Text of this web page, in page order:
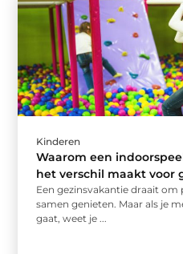
Kinderen
Waarom een
het verschil maakt voor
Een gezinsvakantie draait om
samen genieten. Maar als je
gaat, weet je ...